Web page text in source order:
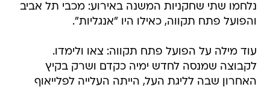
נלחמו שתי שחקניות המשנה באירוע: מכבי תל אביב
והפועל פתח תקווה, כאילו היו "אנגליות".
עוד מילה על הפועל פתח תקווה: צאו ולימדו.
לקבוצה שמנסה לחדש ימיה כקדם ושרק בקיץ
האחרון שבה לליגת העל, הייתה העלייה לפלייאוף